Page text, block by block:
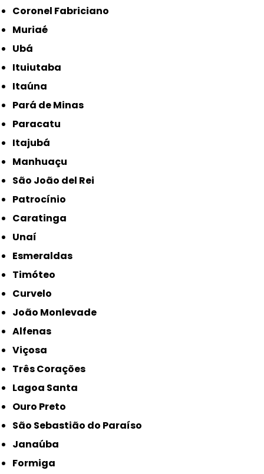
Coronel Fabriciano
Muriaé
Ubá
Ituiutaba
Itaúna
Pará de Minas
Paracatu
Itajubá
Manhuaçu
São João del Rei
Patrocínio
Caratinga
Unaí
Esmeraldas
Timóteo
Curvelo
João Monlevade
Alfenas
Viçosa
Três Corações
Lagoa Santa
Ouro Preto
São Sebastião do Paraíso
Janaúba
Formiga